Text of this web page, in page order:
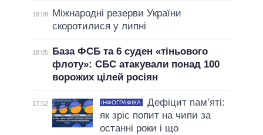
18:09
Міжнародні резерви України
скоротилися у липні
18:05
База ФСБ та 6 суден «тіньового
флоту»: СБС атакували понад 100
ворожих цілей росіян
17:52 ІНФОГРАФІКА
Дефіцит пам’яті:
як зріс попит на чипи за
останні роки і що